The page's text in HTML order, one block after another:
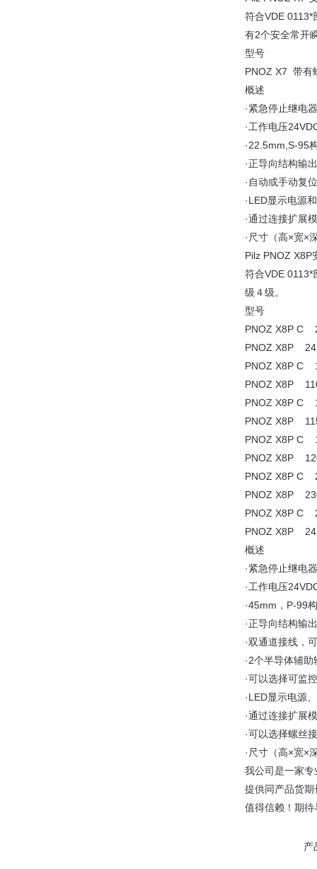
符合VDE
有2个安全常开
型号
PNOZ X7
概述
·紧急停止继电
·工作电压
·22.5mm,S-95
·正导向结构输
·自动或手动复位
·LED显示电源
·通过连接扩展
·尺寸（高×宽×
Pilz PNOZ X8P
符合VDE
级４级。
型号
PNOZ X8P C
PNOZ X8P
PNOZ X8P C
PNOZ X8P
PNOZ X8P C
PNOZ X8P
PNOZ X8P C
PNOZ X8P
PNOZ X8P C
PNOZ X8P
PNOZ X8P C
PNOZ X8P
概述
·紧急停止继电
·工作电压
·45mm，P-99
·正导向结构输
·双通道接线，
·2个半导体辅助
·可以选择可监
·LED显示电源
·通过连接扩展
·可以选择螺丝
·尺寸（高×宽×
我公司是一家
提供同产品货
值得信赖！期
产